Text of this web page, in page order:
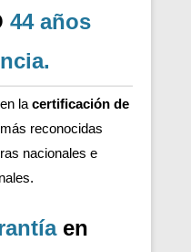
44 años
.
la certificación de
reconocidas
nacionales e
en